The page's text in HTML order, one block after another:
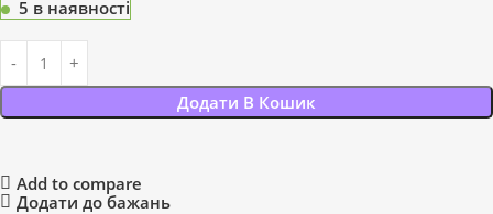
5 в наявності
Додати В Кошик
Add to compare
Додати до бажань